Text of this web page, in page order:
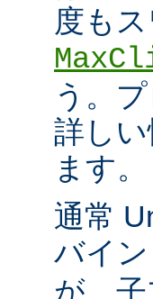
度も
う。
詳し
ます。
通常
バイ
が、